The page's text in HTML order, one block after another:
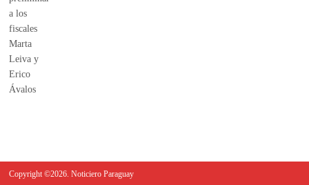
Copyright ©2026. Noticiero Paraguay